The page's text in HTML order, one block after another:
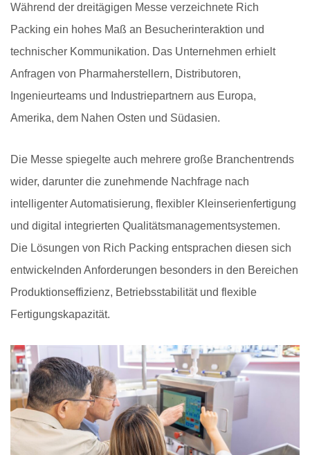
Während der dreitägigen Messe verzeichnete Rich
Packing ein hohes Maß an Besucherinteraktion und
technischer Kommunikation. Das Unternehmen erhielt
Anfragen von Pharmaherstellern, Distributoren,
Ingenieurteams und Industriepartnern aus Europa,
Amerika, dem Nahen Osten und Südasien.
Die Messe spiegelte auch mehrere große Branchentrends
wider, darunter die zunehmende Nachfrage nach
intelligenter Automatisierung, flexibler Kleinserienfertigung
und digital integrierten Qualitätsmanagementsystemen.
Die Lösungen von Rich Packing entsprachen diesen sich
entwickelnden Anforderungen besonders in den Bereichen
Produktionseffizienz, Betriebsstabilität und flexible
Fertigungskapazität.